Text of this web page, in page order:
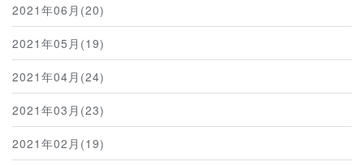
2021年06月(20)
2021年05月(19)
2021年04月(24)
2021年03月(23)
2021年02月(19)